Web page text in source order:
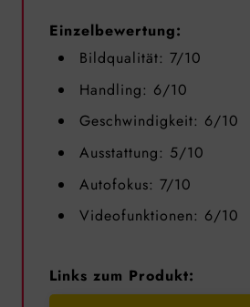
Einzelbewertung:
Bildqualität: 7/10
Handling: 6/10
Geschwindigkeit: 6/10
Ausstattung: 5/10
Autofokus: 7/10
Videofunktionen: 6/10
Links zum Produkt: